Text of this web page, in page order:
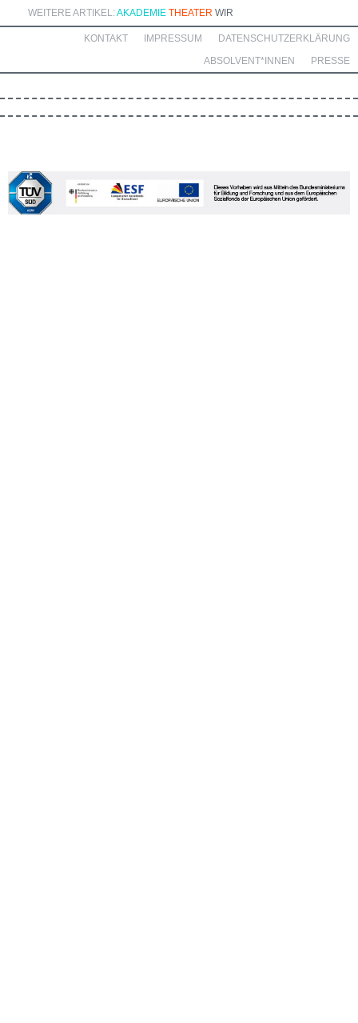
WEITERE ARTIKEL: AKADEMIE THEATER WIR
DATENSCHUTZERKLÄRUNG
IMPRESSUM
KONTAKT
PRESSE
ABSOLVENT*INNEN